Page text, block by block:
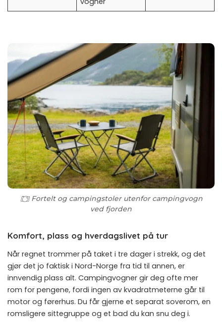
Fortelt og campingstoler utenfor campingvogn
ved fjorden
Komfort, plass og hverdagslivet på tur
Når regnet trommer på taket i tre dager i strekk, og det
gjør det jo faktisk i Nord-Norge fra tid til annen, er
innvendig plass alt. Campingvogner gir deg ofte mer
rom for pengene, fordi ingen av kvadratmeterne går til
motor og førerhus. Du får gjerne et separat soverom, en
romsligere sittegruppe og et bad du kan snu deg i.